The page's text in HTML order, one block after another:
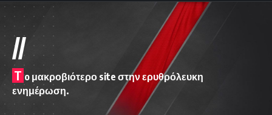
//
T o μακροβιότερο site στην ερυθρόλευκη
ενημέρωση.